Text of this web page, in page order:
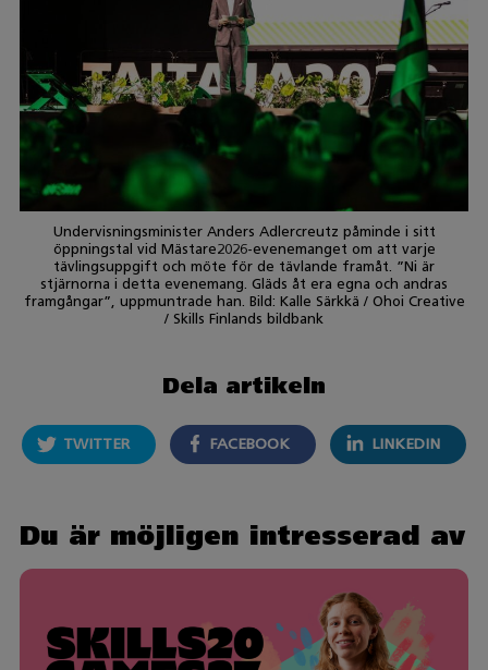
Undervisningsminister Anders Adlercreutz påminde i sitt
öppningstal vid Mästare2026-evenemanget om att varje
tävlingsuppgift och möte för de tävlande framåt. ”Ni är
stjärnorna i detta evenemang. Gläds åt era egna och andras
framgångar”, uppmuntrade han. Bild: Kalle Särkkä / Ohoi Creative
/ Skills Finlands bildbank
Dela artikeln
TWITTER FACEBOOK LINKEDIN
Du är möjligen intresserad av